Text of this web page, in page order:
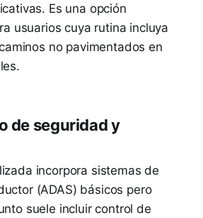
Es una opción
usuarios cuya rutina incluya
no pavimentados en
de seguridad y
incorpora sistemas de
(ADAS) básicos pero
suele incluir control de